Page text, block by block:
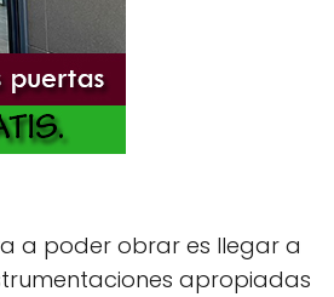
a poder obrar es llegar a
apropiadas